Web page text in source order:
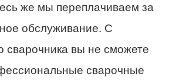
же мы переплачиваем за
обслуживание. С
сварочника вы не сможете
сварочные